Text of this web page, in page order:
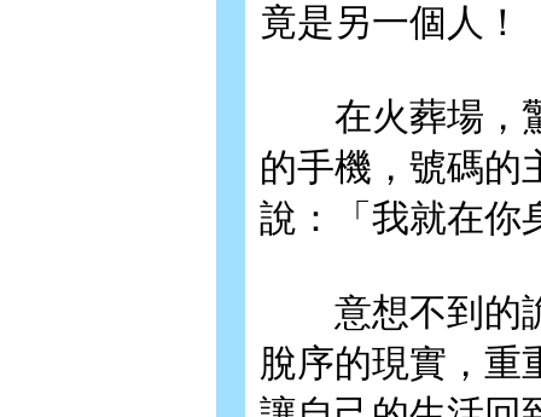
竟是另一個人！
在火葬場，驚
的手機，號碼的
說：「我就在
意想不到的詭
脫序的現實，重